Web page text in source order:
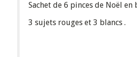
Sachet de 6 pinces de Noël en
3 sujets rouges et 3 blancs .